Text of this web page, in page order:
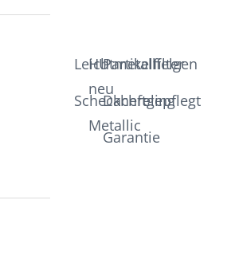
Leichtmetallfelgen
Scheckheftgepflegt
HU
neu
Metallic
Partikelfilter
Dachreling
Garantie